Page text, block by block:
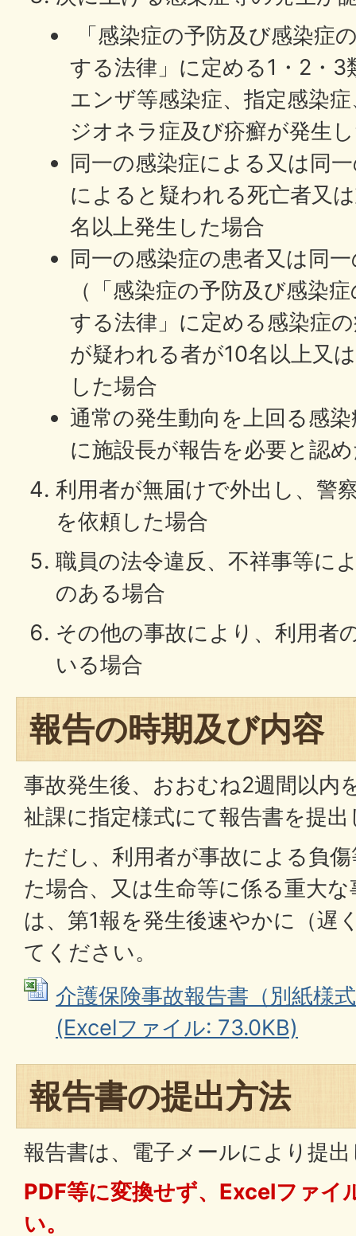
「感染症の予防及び感染症
する法律」に定める1・2・
エンザ等感染症、指定感染
ジオネラ症及び疥癬が発生
同一の感染症による又は同
によると疑われる死亡者又
名以上発生した場合
同一の感染症の患者又は同
（「感染症の予防及び感染
する法律」に定める感染症
が疑われる者が10名以上又
した場合
通常の発生動向を上回る感
に施設長が報告を必要と認
利用者が無届けで外出し、警
を依頼した場合
職員の法令違反、不祥事等に
のある場合
その他の事故により、利用者
いる場合
報告の時期及び内容
事故発生後、おおむね2週間以内
祉課に指定様式にて報告書を提
ただし、利用者が事故による負
た場合、又は生命等に係る重大
は、第1報を発生後速やかに（遅
てください。
介護保険事故報告書（別紙様
(Excelファイル: 73.0KB)
報告書の提出方法
報告書は、電子メールにより提
PDF等に変換せず、Excelファイ
い。